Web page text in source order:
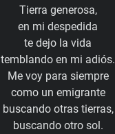
Tierra generosa,
en mi despedida
te dejo la vida
temblando en mi adiós.
Me voy para siempre
como un emigrante
buscando otras tierras,
buscando otro sol.